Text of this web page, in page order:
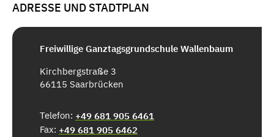
ADRESSE UND STADTPLAN
Freiwillige Ganztagsgrundschule Wallenbaum
Kirchbergstraße 3
66115 Saarbrücken
Telefon: +49 681 905 6461
Fax: +49 681 905 6462